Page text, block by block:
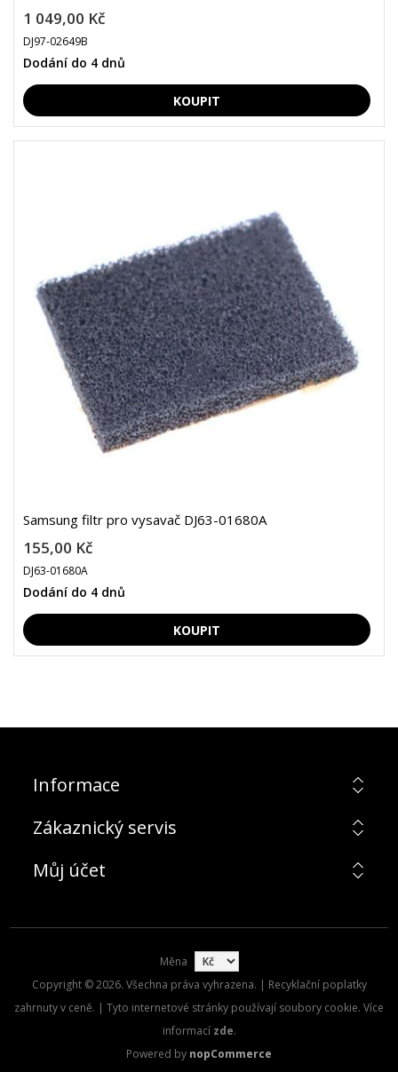
1 049,00 Kč
DJ97-02649B
Dodání do 4 dnů
Samsung filtr pro vysavač DJ63-01680A
155,00 Kč
DJ63-01680A
Dodání do 4 dnů
Informace
Zákaznický servis
Můj účet
Měna
Copyright © 2026. Všechna práva vyhrazena. | Recyklační poplatky
zahrnuty v ceně. | Tyto internetové stránky používají soubory cookie. Více
informací zde.
Powered by nopCommerce